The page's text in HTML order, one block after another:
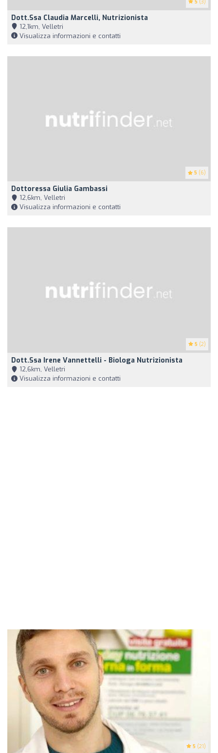
5 (3)
Dott.ssa Claudia Marcelli, Nutrizionista
12,1km, Velletri
Visualizza informazioni e contatti
5 (6)
Dottoressa Giulia Gambassi
12,6km, Velletri
Visualizza informazioni e contatti
5 (2)
Dott.ssa Irene Vannettelli - Biologa Nutrizionista
12,6km, Velletri
Visualizza informazioni e contatti
5 (21)